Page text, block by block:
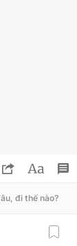
đi thế nào?